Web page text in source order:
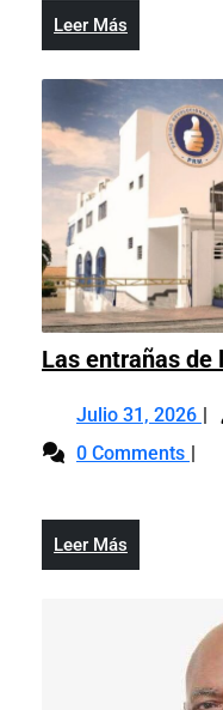
Leer Más
Más
Las entrañas de
Julio 31, 2026
0 Comments
Leer Más
Más